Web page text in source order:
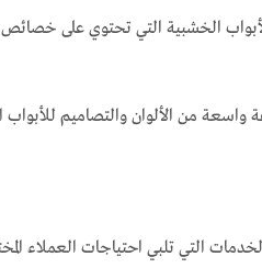
الخشبية التي تحتوي على خصائص
من الألوان والتصاميم للأبواب
التي تلبي احتياجات العملاء